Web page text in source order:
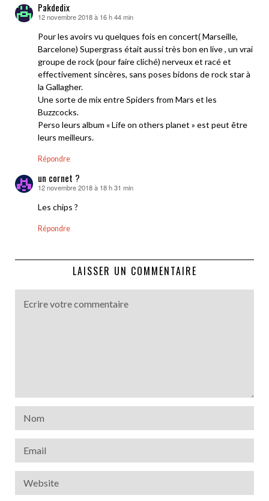
Pakdedix
dit :
12 novembre 2018 à 16 h 44 min
Pour les avoirs vu quelques fois en concert( Marseille,
Barcelone) Supergrass était aussi très bon en live , un vrai
groupe de rock (pour faire cliché) nerveux et racé et
effectivement sincères, sans poses bidons de rock star à
la Gallagher.
Une sorte de mix entre Spiders from Mars et les
Buzzcocks.
Perso leurs album « Life on others planet » est peut être
leurs meilleurs.
Répondre
un cornet ?
dit :
12 novembre 2018 à 18 h 31 min
Les chips ?
Répondre
LAISSER UN COMMENTAIRE